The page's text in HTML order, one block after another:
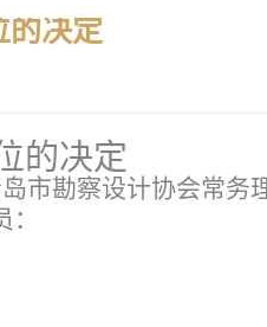
的决定
的决定
市勘察设计协会常务